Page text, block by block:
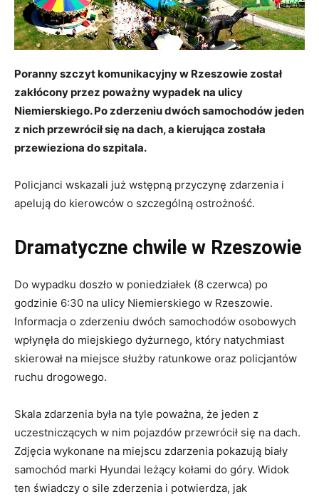
Poranny szczyt komunikacyjny w Rzeszowie został
zakłócony przez poważny wypadek na ulicy
Niemierskiego. Po zderzeniu dwóch samochodów jeden
z nich przewrócił się na dach, a kierująca została
przewieziona do szpitala.
Policjanci wskazali już wstępną przyczynę zdarzenia i
apelują do kierowców o szczególną ostrożność.
Dramatyczne chwile w Rzeszowie
Do wypadku doszło w poniedziałek (8 czerwca) po
godzinie 6:30 na ulicy Niemierskiego w Rzeszowie.
Informacja o zderzeniu dwóch samochodów osobowych
wpłynęła do miejskiego dyżurnego, który natychmiast
skierował na miejsce służby ratunkowe oraz policjantów
ruchu drogowego.
Skala zdarzenia była na tyle poważna, że jeden z
uczestniczących w nim pojazdów przewrócił się na dach.
Zdjęcia wykonane na miejscu zdarzenia pokazują biały
samochód marki Hyundai leżący kołami do góry. Widok
ten świadczy o sile zderzenia i potwierdza, jak